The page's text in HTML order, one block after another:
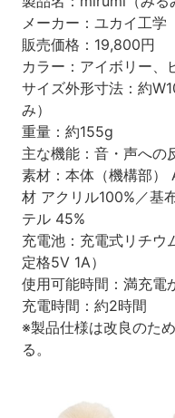
メーカー：ユカイ工学
販売価格：19,800円
カラー：アイボリー、
サイズ外形寸法：約
み）
重量：約155g
主な機能：音・声への
素材：本体（機構部）
材 アクリル100%／基
テル 45%
充電池：充電式リチウ
定格5V 1A）
使用可能時間：満充電
充電時間：約2時間
※製品仕様は改良のた
る。